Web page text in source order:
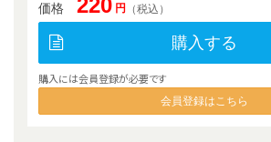
価格 円 （税込）
購入する
購入には会員登録が必要です
会員登録はこちら